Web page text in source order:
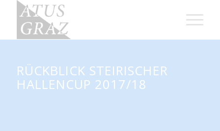
RÜCKBLICK STEIRISCHER
HALLENCUP 2017/18